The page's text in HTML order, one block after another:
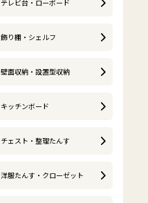
テレビ台・ローボード
飾り棚・シェルフ
壁面収納・設置型収納
キッチンボード
チェスト・整理たんす
洋服たんす・クローゼット